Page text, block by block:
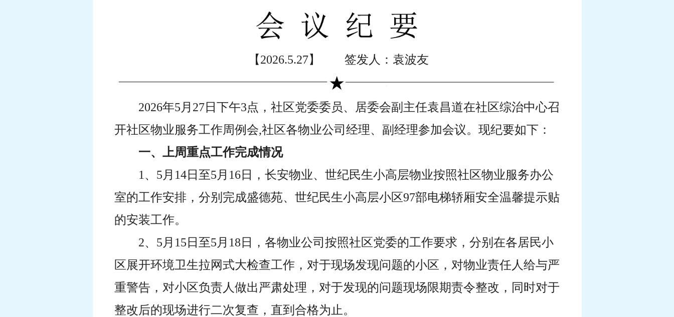
【2026.5.27】 签发人：袁波友
2026年5月27日下午3点，社区党委委员、居委会副主任袁昌道在社区综治中心召
开社区物业服务工作周例会,社区各物业公司经理、副经理参加会议。现纪要如下：
一、上周重点工作完成情况
1、5月14日至5月16日，长安物业、世纪民生小高层物业按照社区物业服务办公
室的工作安排，分别完成盛德苑、世纪民生小高层小区97部电梯轿厢安全温馨提示贴
的安装工作。
2、5月15日至5月18日，各物业公司按照社区党委的工作要求，分别在各居民小
区展开环境卫生拉网式大检查工作，对于现场发现问题的小区，对物业责任人给与严
重警告，对小区负责人做出严肃处理，对于发现的问题现场限期责令整改，同时对于
整改后的现场进行二次复查，直到合格为止。